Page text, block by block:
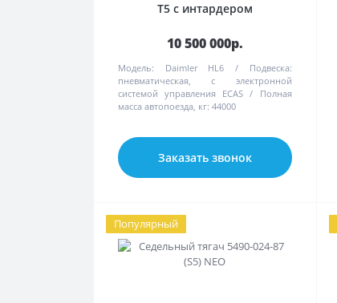
T5 c интардером
10 500 000р.
Модель: Daimler HL6
Подвеска:
пневматическая, с электронной
системой управления ECAS
Полная
масса автопоезда, кг: 44000
Заказать звонок
Популярный